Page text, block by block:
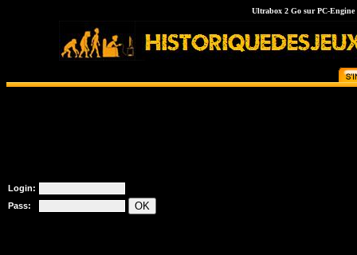
Ultrabox 2 Go sur PC-Engine
Login:
Pass: